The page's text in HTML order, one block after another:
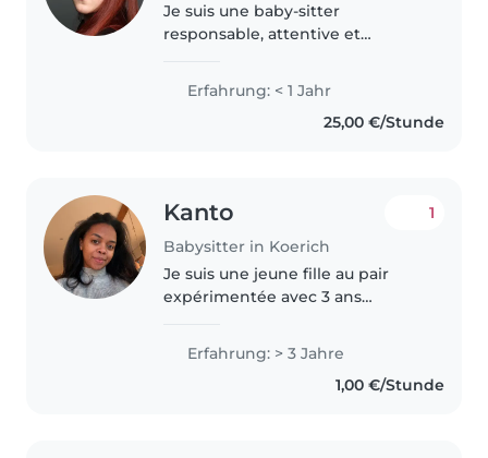
Je suis une baby-sitter
responsable, attentive et
expérience auprès d'enfants de
tous âges. Je possède des
compétences variées comme la
Erfahrung: < 1 Jahr
25,00 €/Stunde
Kanto
Babysitter in Koerich
1
Je suis une jeune fille au pair
expérimentée avec 3 ans
d'enfants de tous âges. Je parle
couramment anglais et français,
et je suis certifiée en premiers..
Erfahrung: > 3 Jahre
1,00 €/Stunde